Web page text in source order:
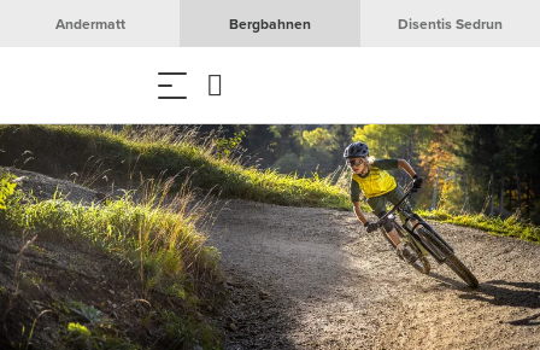
Andermatt Bergbahnen Disentis Sedrun